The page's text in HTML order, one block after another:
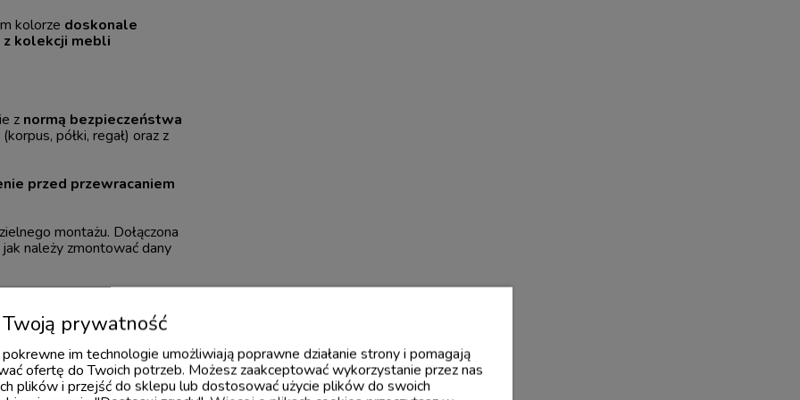
kolorze doskonale
z kolekcji mebli
z normą bezpieczeństwa
półki, regał) oraz z
przed przewracaniem
montażu. Dołączona
należy zmontować dany
producent
design'em,
materiałówz
W skład kolekcji wchodzi
oraz regał.
prywatność
im technologie umożliwiają poprawne działanie strony i pomagają
ofertę do Twoich potrzeb. Możesz zaakceptować wykorzystanie przez nas
plików i przejść do sklepu lub dostosować użycie plików do swoich